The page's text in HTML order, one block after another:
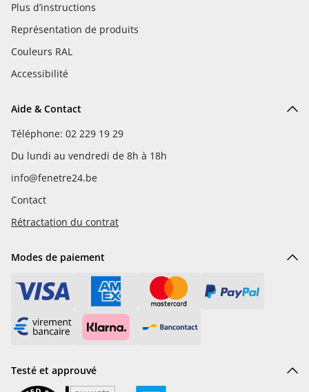
Plus d’instructions
Représentation de produits
Couleurs RAL
Accessibilité
Aide & Contact
Téléphone: 02 229 19 29
Du lundi au vendredi de 8h à 18h
info@fenetre24.be
Contact
Rétractation du contrat
Modes de paiement
Testé et approuvé